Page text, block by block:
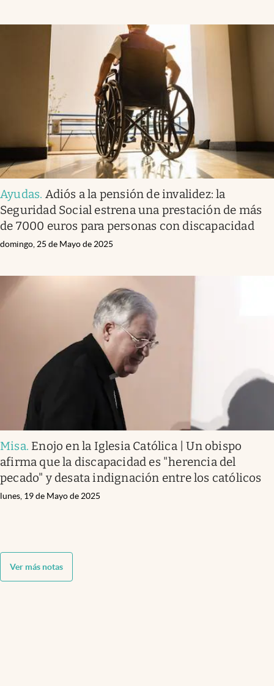
Ayudas. Adiós a la pensión de invalidez: la
Seguridad Social estrena una prestación de más
de 7000 euros para personas con discapacidad
domingo, 25 de Mayo de 2025
Misa. Enojo en la Iglesia Católica | Un obispo
afirma que la discapacidad es "herencia del
pecado" y desata indignación entre los católicos
lunes, 19 de Mayo de 2025
Ver más notas